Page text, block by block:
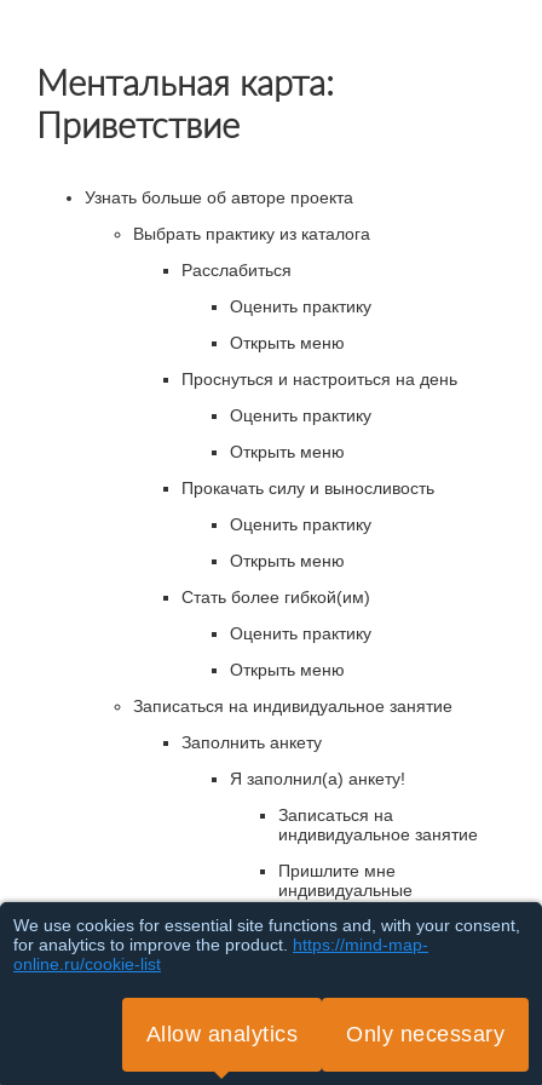
Ментальная карта:
Приветствие
Узнать больше об авторе проекта
Выбрать практику из каталога
Расслабиться
Оценить практику
Открыть меню
Проснуться и настроиться на день
Оценить практику
Открыть меню
Прокачать силу и выносливость
Оценить практику
Открыть меню
Стать более гибкой(им)
Оценить практику
Открыть меню
Записаться на индивидуальное занятие
Заполнить анкету
Я заполнил(а) анкету!
Записаться на
индивидуальное занятие
Пришлите мне
индивидуальные
рекомендации сюда,
письменно
Узнать больше об онлайн йога-клубе
Посмотреть обзор на онлайн йога-клуб
Вступить в онлайн йога-клуб
We use cookies for essential site functions and, with your consent,
for analytics to improve the product. https://mind-map-
online.ru/cookie-list
Allow analytics Only necessary